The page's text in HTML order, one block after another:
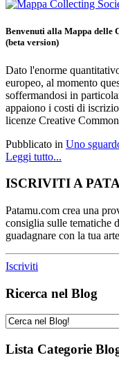
Benvenuti alla Mappa delle
(beta version)
Dato l'enorme
europeo, al momento
soffermandosi in
appaiono i costi di
licenze Creative
Pubblicato in Uno
Leggi tutto...
ISCRIVITI A
Patamu.com crea una
consiglia sulle tematiche
guadagnare con la tua
Iscriviti
Ricerca nel Blog
Lista Categorie